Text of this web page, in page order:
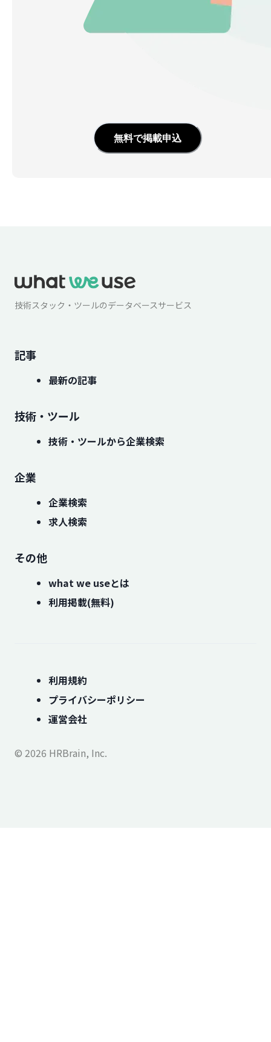
無料で掲載申込
技術スタック・ツールのデータベースサービス
記事
最新の記事
技術・ツール
技術・ツールから企業検索
企業
企業検索
求人検索
その他
what we useとは
利用掲載(無料)
利用規約
プライバシーポリシー
運営会社
© 2026 HRBrain, Inc.